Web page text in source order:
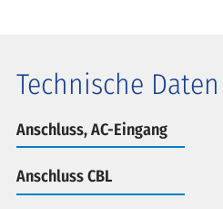
Technische Daten
Anschluss, AC-Eingang
Anschluss CBL